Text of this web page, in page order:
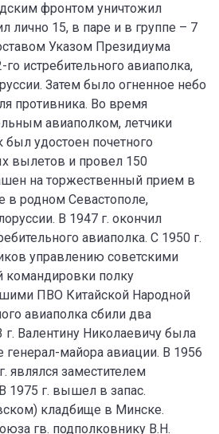
фронтом уничтожил
лично 15, в паре и в группе – 7
Указом Президиума
истребительного авиаполка,
Затем было огненное небо
противника. Во время
авиаполком, летчики
удостоен почетного
вылетов и провел 150
на торжественный прием в
в родном Севастополе,
В 1947 г. окончил
авиаполка. С 1950 г.
управлению советскими
командировки полку
ПВО Китайской Народной
авиаполка сбили два
Валентину Николаевичу была
генерал-майора авиации. В 1956
являлся заместителем
1975 г. вышел в запас.
кладбище в Минске.
гв. подполковнику В.Н.